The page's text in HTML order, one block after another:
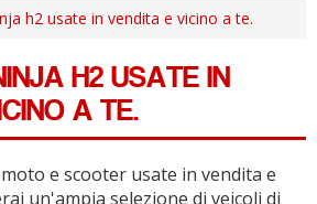
h2 usate in vendita e vicino a te.
H2 USATE IN
A TE.
e scooter usate in vendita e
un'ampia selezione di veicoli di